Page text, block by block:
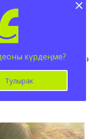
Чжи исемле кыз үз
ул бу турыда
кыз кисешәләр,
сеңлесен генә
күрә башлыйдыр. Бу
Оялмыйча, үз
анысын карагач
күрдеңме?
Тулырак